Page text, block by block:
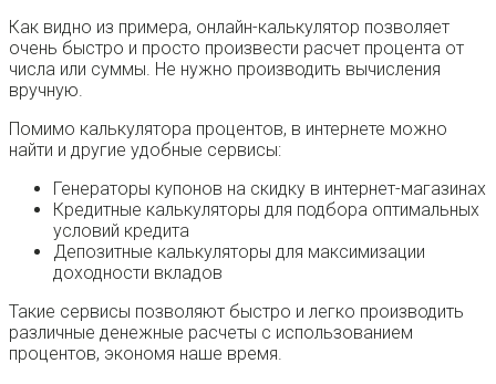
Как видно из примера, онлайн-калькулятор позволяет
очень быстро и просто произвести расчет процента от
числа или суммы. Не нужно производить вычисления
вручную.
Помимо калькулятора процентов, в интернете можно
найти и другие удобные сервисы:
Генераторы купонов на скидку в интернет-магазинах
Кредитные калькуляторы для подбора оптимальных
условий кредита
Депозитные калькуляторы для максимизации
доходности вкладов
Такие сервисы позволяют быстро и легко производить
различные денежные расчеты с использованием
процентов, экономя наше время.